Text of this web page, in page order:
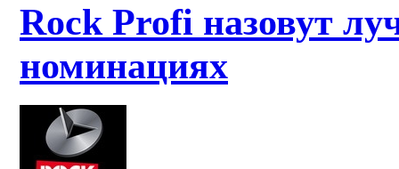
Rock Profi назовут
номинациях